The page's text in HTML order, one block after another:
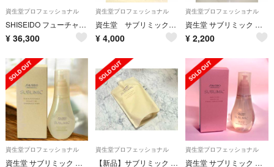
資生堂プロフェッショナル
SHISEIDO フューチャーソリューション LXレジェンダリーEN クリーム
¥ 36,300
資生堂プロフェッショナル
資生堂 サブリミックエアリーフロー シャンプーa &トリートメントa
¥ 4,000
資生堂プロフェッショナル
資生堂 サブリミック アデノバイタル シャンプー 250ml
¥ 2,200
資生堂プロフェッショナル
資生堂 サブリミック アクアインテンシブ ベルベットオイル 100mL
資生堂プロフェッショナル
【新品】サブリミック アクアインテンシブ シャンプー 450ml
資生堂プロフェッショナル
資生堂 サブリミック エアリーフロー(T) シアーオイル 100mL